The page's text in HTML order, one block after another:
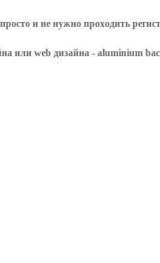
просто и не нужно проходить
или web дизайна - aluminium